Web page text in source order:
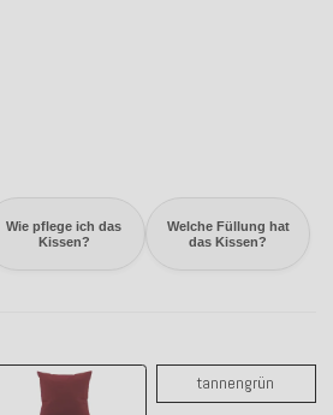
Wie pflege ich das
Kissen?
Welche Füllung hat
das Kissen?
bordeaux granate tannengrün